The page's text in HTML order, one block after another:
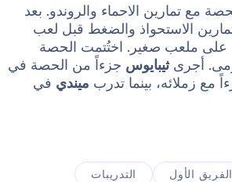
الاحماء والروندو. بعد
والضغط قبل لعب
صغير. اختُتمت الحصة
ثيبايوسجزءاً من الحصة في
بينما تدربمينديفي
التدريبات